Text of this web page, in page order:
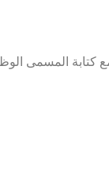
كتابة المسمى